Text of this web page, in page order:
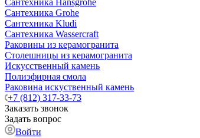
Сантехника Hansgrohe
Сантехника Grohe
Сантехника Kludi
Сантехника Wassercraft
Раковины из керамогранита
Столешницы из керамогранита
Искусственный камень
Полиэфирная смола
Раковина искуственный камень
+7 (812) 317-33-73
Заказать звонок
Задать вопрос
Войти